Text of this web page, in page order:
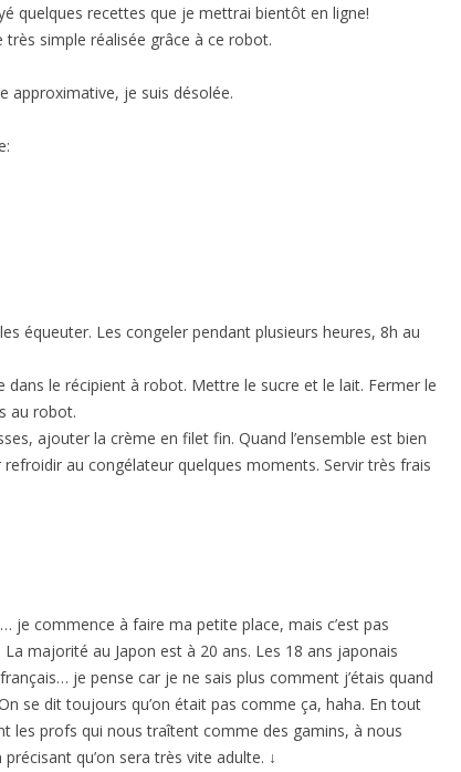
quelques recettes que je mettrai bientôt en ligne!
très simple réalisée grâce à ce robot.
approximative, je suis désolée.
équeuter. Les congeler pendant plusieurs heures, 8h au
dans le récipient à robot. Mettre le sucre et le lait. Fermer le
au robot.
ajouter la crème en filet fin. Quand l’ensemble est bien
au congélateur quelques moments. Servir très frais
je commence à faire ma petite place, mais c’est pas
majorité au Japon est à 20 ans. Les 18 ans japonais
je pense car je ne sais plus comment j’étais quand
se dit toujours qu’on était pas comme ça, haha. En tout
les profs qui nous traîtent comme des gamins, à nous
qu’on sera très vite adulte. ↓